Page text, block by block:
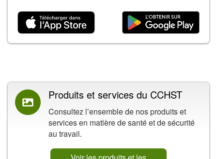
Produits et services du CCHST
Consultez l’ensemble de nos produits et
services en matière de santé et de sécurité
au travail.